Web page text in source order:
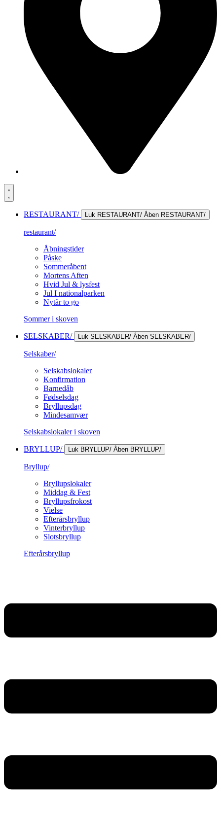
RESTAURANT/ Luk RESTAURANT/ Åben RESTAURANT/
restaurant/
Åbningstider
Påske
Sommeråbent
Mortens Aften
Hvid Jul & lysfest
Jul I nationalparken
Nytår to go
Sommer i skoven
SELSKABER/ Luk SELSKABER/ Åben SELSKABER/
Selskaber/
Selskabslokaler
Konfirmation
Barnedåb
Fødselsdag
Bryllupsdag
Mindesamvær
Selskabslokaler i skoven
BRYLLUP/ Luk BRYLLUP/ Åben BRYLLUP/
Bryllup/
Bryllupslokaler
Middag & Fest
Bryllupsfrokost
Vielse
Efterårsbryllup
Vinterbryllup
Slotsbryllup
Efterårsbryllup